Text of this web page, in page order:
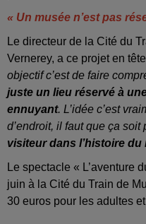
« Un musée n’est pas
Le directeur de la Cité du
Vernerey, a ce projet en
objectif c’est de faire
juste un lieu réservé à
ennuyant. L’idée c’est
d’endroit, il faut que ça soit
visiteur dans l’histoire du
Le spectacle « L’aventure
juin à la Cité du Train de
30 euros pour les adultes